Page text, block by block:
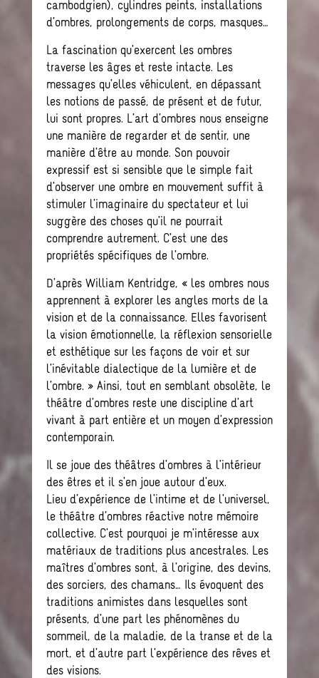
cambodgien), cylindres peints, installations
d’ombres, prolongements de corps, masques…
La fascination qu’exercent les ombres
traverse les âges et reste intacte. Les
messages qu’elles véhiculent, en dépassant
les notions de passé, de présent et de futur,
lui sont propres. L’art d’ombres nous enseigne
une manière de regarder et de sentir, une
manière d’être au monde. Son pouvoir
expressif est si sensible que le simple fait
d’observer une ombre en mouvement suffit à
stimuler l’imaginaire du spectateur et lui
suggère des choses qu’il ne pourrait
comprendre autrement. C’est une des
propriétés spécifiques de l’ombre.
D’après William Kentridge, « les ombres nous
apprennent à explorer les angles morts de la
vision et de la connaissance. Elles favorisent
la vision émotionnelle, la réflexion sensorielle
et esthétique sur les façons de voir et sur
l’inévitable dialectique de la lumière et de
l’ombre. » Ainsi, tout en semblant obsolète, le
théâtre d’ombres reste une discipline d’art
vivant à part entière et un moyen d’expression
contemporain.
Il se joue des théâtres d’ombres à l’intérieur
des êtres et il s’en joue autour d’eux.
Lieu d’expérience de l’intime et de l’universel,
le théâtre d’ombres réactive notre mémoire
collective. C’est pourquoi je m’intéresse aux
matériaux de traditions plus ancestrales. Les
maîtres d’ombres sont, à l’origine, des devins,
des sorciers, des chamans… Ils évoquent des
traditions animistes dans lesquelles sont
présents, d’une part les phénomènes du
sommeil, de la maladie, de la transe et de la
mort, et d’autre part l’expérience des rêves et
des visions.